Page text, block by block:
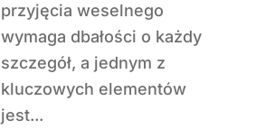
przyjęcia weselnego
wymaga dbałości o każdy
szczegół, a jednym z
kluczowych elementów
jest...